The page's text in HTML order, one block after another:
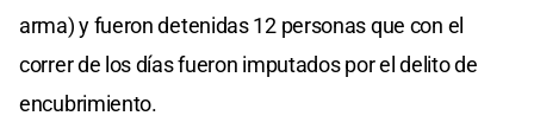
arma) y fueron detenidas 12 personas que con el
correr de los días fueron imputados por el delito de
encubrimiento.